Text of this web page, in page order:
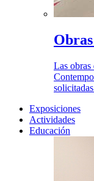
Las
Exposiciones
Actividades
Educación